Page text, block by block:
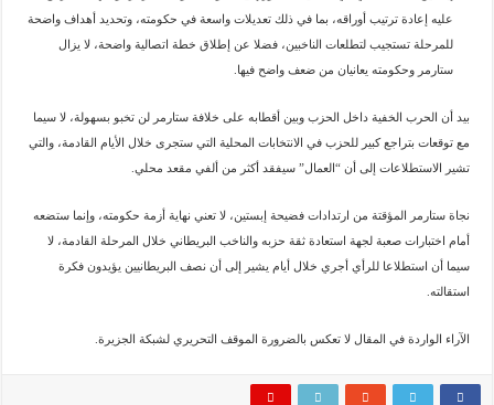
عليه إعادة ترتيب أوراقه، بما في ذلك تعديلات واسعة في حكومته، وتحديد أهداف واضحة
للمرحلة تستجيب لتطلعات الناخبين، فضلا عن إطلاق خطة اتصالية واضحة، لا يزال
ستارمر وحكومته يعانيان من ضعف واضح فيها.
بيد أن الحرب الخفية داخل الحزب وبين أقطابه على خلافة ستارمر لن تخبو بسهولة، لا سيما
مع توقعات بتراجع كبير للحزب في الانتخابات المحلية التي ستجرى خلال الأيام القادمة، والتي
تشير الاستطلاعات إلى أن “العمال” سيفقد أكثر من ألفي مقعد محلي.
نجاة ستارمر المؤقتة من ارتدادات فضيحة إبستين، لا تعني نهاية أزمة حكومته، وإنما ستضعه
أمام اختبارات صعبة لجهة استعادة ثقة حزبه والناخب البريطاني خلال المرحلة القادمة، لا
سيما أن استطلاعا للرأي أجري خلال أيام يشير إلى أن نصف البريطانيين يؤيدون فكرة
استقالته.
الآراء الواردة في المقال لا تعكس بالضرورة الموقف التحريري لشبكة الجزيرة.